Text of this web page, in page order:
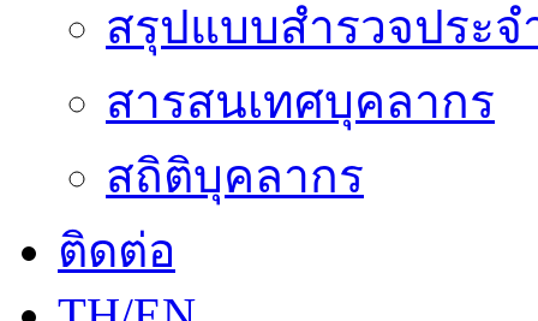
สรุปแบบสำรวจประจ
สารสนเทศบุคลากร
สถิติบุคลากร
ติดต่อ